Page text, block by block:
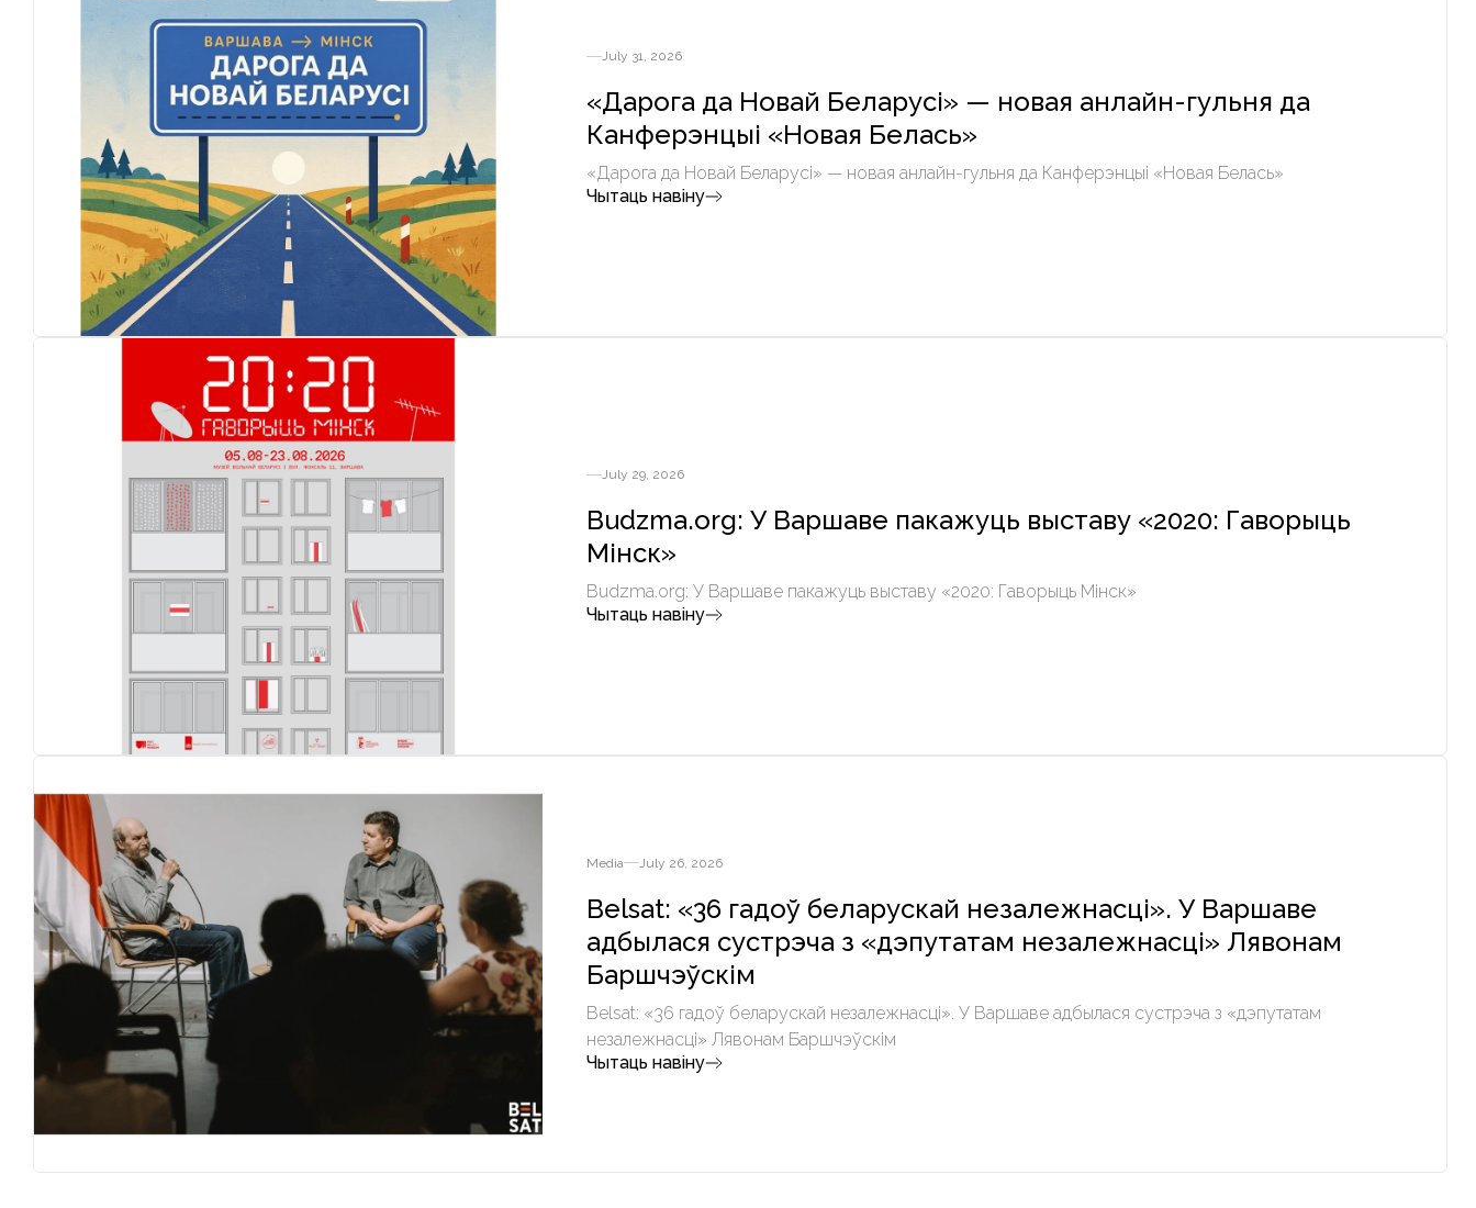
July 31, 2026
«Дарога да Новай Беларусі» — новая анлайн-гульня да
Канферэнцыі «Новая Белась»
«Дарога да Новай Беларусі» — новая анлайн-гульня да Канферэнцыі «Новая Белась»
Чытаць навіну
July 29, 2026
Budzma.org: У Варшаве пакажуць выставу «2020: Гаворыць
Мінск»
Budzma.org: У Варшаве пакажуць выставу «2020: Гаворыць Мінск»
Чытаць навіну
Media July 26, 2026
Belsat: «36 гадоў беларускай незалежнасці». У Варшаве
адбылася сустрэча з «дэпутатам незалежнасці» Лявонам
Баршчэўскім
Belsat: «36 гадоў беларускай незалежнасці». У Варшаве адбылася сустрэча з «дэпутатам
незалежнасці» Лявонам Баршчэўскім
Чытаць навіну